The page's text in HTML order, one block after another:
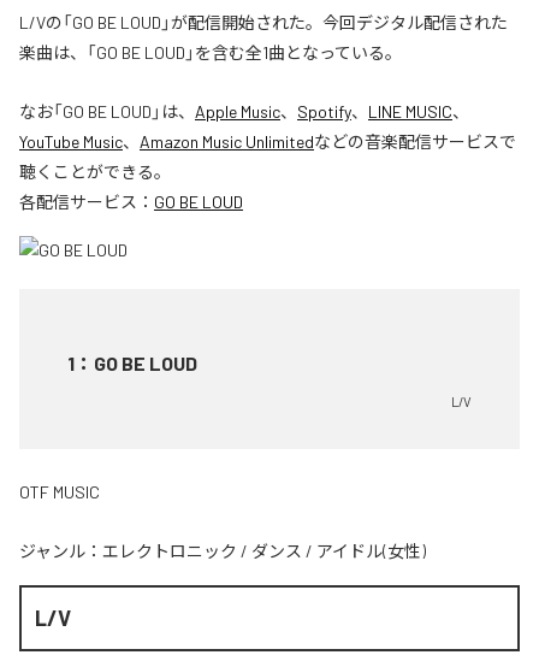
L/Vの「GO BE LOUD」が配信開始された。今回デジタル配信された
楽曲は、「GO BE LOUD」を含む全1曲となっている。
なお「GO BE LOUD 」は、 Apple Music、 Spotify、 LINE MUSIC、
YouTube Music、 Amazon Music Unlimitedなどの音楽配信サービスで
聴くことができる。
各配信サービス： GO BE LOUD
1 ： GO BE LOUD
L/V
OTF MUSIC
ジャンル： エレクトロニック / ダンス / アイドル(女性)
L/V